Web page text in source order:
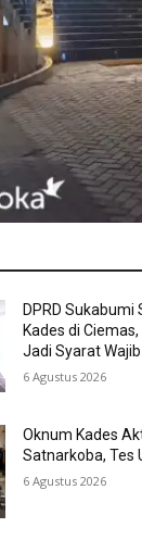
DPRD Sukabumi
Kades di
Jadi Syarat
6 Agustus 2026
Oknum Kades
Satnarkoba, Tes
6 Agustus 2026